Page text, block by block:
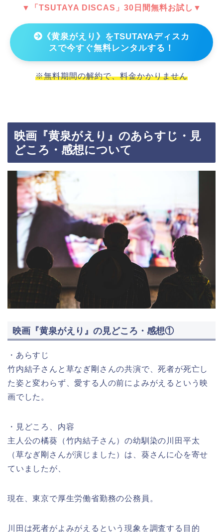
▼「TSUTAYA DISCAS」30日間無料お試し▼
《黄泉がえり》をTSUTAYAディスカ
スで今すぐ無料レンタルする！
※無料期間の解約で、料金かかりません
映画『黄泉がえり』のあらすじ・見
どころ・感想について
映画『黄泉がえり』の見どころ・感想①
・あらすじ
竹内結子さんと草なぎ剛さんの共演で、死者が死亡し
た姿と変わらず、愛する人の前によみがえるという映
画でした。
・見どころ、内容
主人公の橘葵（竹内結子さん）の幼馴染の川田平太
（草なぎ剛さんが演じました）は、葵さんに心を寄せ
ていましたが、
現在、東京で厚生労働省勤務の公務員。
川田は死者がよみがえるという現象を調査する目的